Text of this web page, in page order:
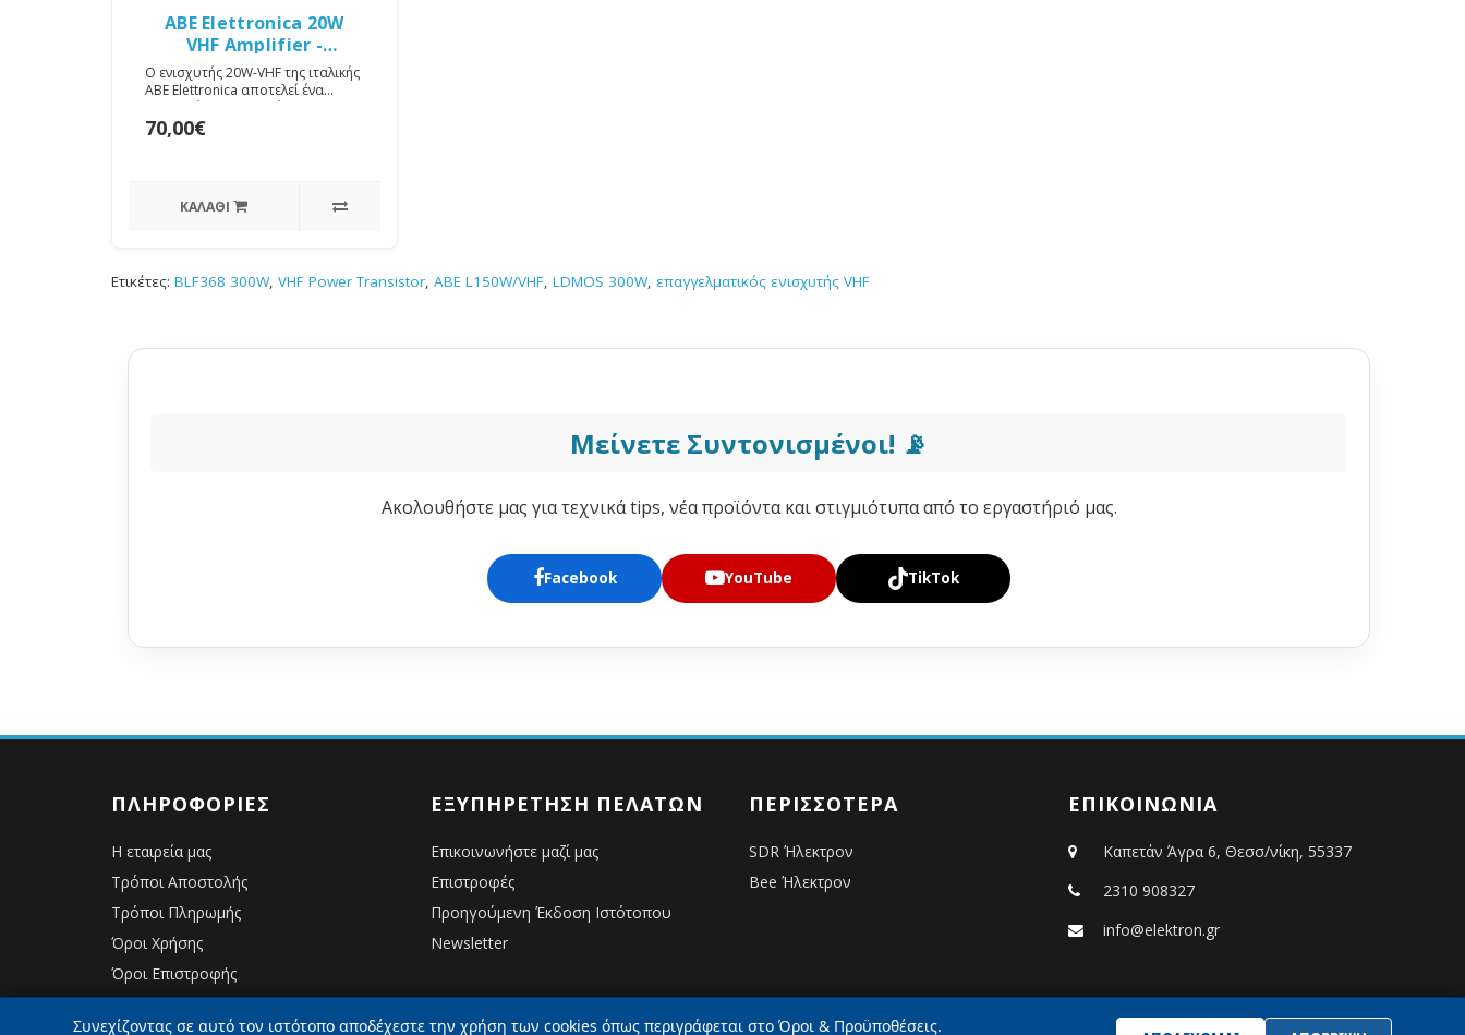
Συνεχίζοντας σε αυτό τον ιστότοπο αποδέχεστε την χρήση των cookies όπως περιγράφεται στο Όροι & Προϋποθέσεις.
ABE Elettronica 20W
VHF Amplifier -
Επαγγελματικός
Ενισχυτής με BLV33
Ο ενισχυτής 20W-VHF της ιταλικής
ABE Elettronica αποτελεί ένα
κορυφαίο module ενίσχυσης
σήματος, σχε..
70,00€
ΚΑΛΆΘΙ
Ετικέτες: BLF368 300W, VHF Power Transistor, ABE L150W/VHF, LDMOS 300W, επαγγελματικός ενισχυτής VHF
Μείνετε Συντονισμένοι! 📡
Ακολουθήστε μας για τεχνικά tips, νέα προϊόντα και στιγμιότυπα από το εργαστήριό μας.
Facebook YouTube TikTok
ΠΛΗΡΟΦΟΡΊΕΣ
Η εταιρεία μας
Τρόποι Αποστολής
Τρόποι Πληρωμής
Όροι Χρήσης
Όροι Επιστροφής
ΕΞΥΠΗΡΈΤΗΣΗ ΠΕΛΑΤΏΝ
Επικοινωνήστε μαζί μας
Επιστροφές
Προηγούμενη Έκδοση Ιστότοπου
Newsletter
ΠΕΡΙΣΣΌΤΕΡΑ
SDR Ήλεκτρον
Bee Ήλεκτρον
ΕΠΙΚΟΙΝΩΝΙΑ
Καπετάν Άγρα 6, Θεσσ/νίκη, 55337
2310 908327
info@elektron.gr